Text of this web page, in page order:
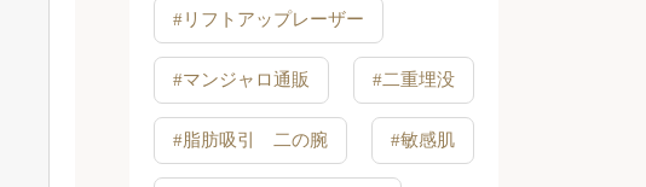
#リフトアップレーザー
#マンジャロ通販 #二重埋没
#脂肪吸引 二の腕 #敏感肌